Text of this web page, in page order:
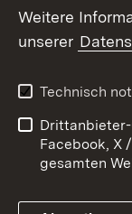
Kontakt
Cookies
Weitere
unserer
Technisch
Facebook, X
gesamten